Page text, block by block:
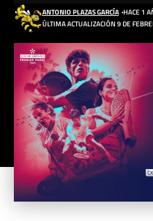
ÚLTIMA ACTUALIZACIÓN 9 DE
ANTONIO PLAZAS GARCÍA HACE 1